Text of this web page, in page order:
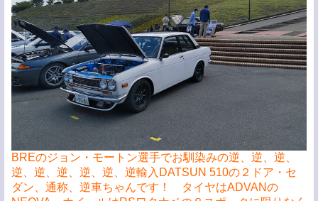
BREのジョン・モートン選手でお馴染みの逆、逆、逆、
逆、逆、逆、逆、逆、逆輸入DATSUN 510の２ドア・セ
ダン、通称、逆車ちゃんです！ タイヤはADVANの